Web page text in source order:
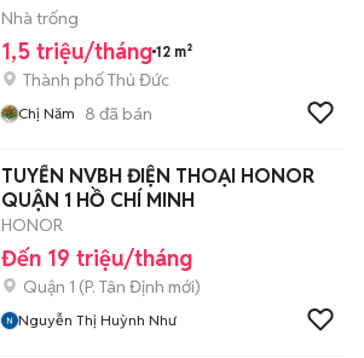
Nhà trống
1,5 triệu/tháng 12 m²
Thành phố Thủ Đức
Chị Năm 8 đã bán
TUYỂN NVBH ĐIỆN THOẠI HONOR
QUẬN 1 HỒ CHÍ MINH
HONOR
Đến 19 triệu/tháng
Quận 1 (P. Tân Định mới)
Nguyễn Thị Huỳnh Như